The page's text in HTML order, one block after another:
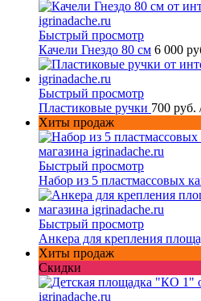
Быстрый просмотр
Качели Гнездо 80 см 6 000
Быстрый просмотр
Пластиковые ручки 700 руб.
Хиты продаж
Быстрый просмотр
Набор из 5 пластмассовых
Быстрый просмотр
Анкера для крепления
Хиты продаж
Скидки